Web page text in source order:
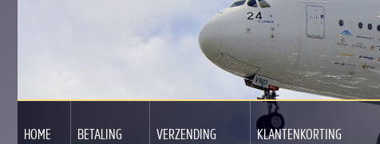
HOME BETALING VERZENDING KLANTENKORTING